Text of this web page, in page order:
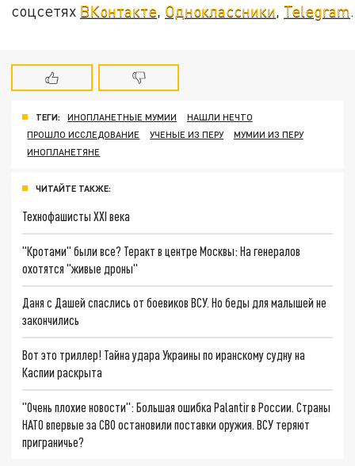
соцсетях ВКонтакте, Одноклассники, Telegram.
ТЕГИ: ИНОПЛАНЕТНЫЕ МУМИИ
НАШЛИ НЕЧТО
ПРОШЛО ИССЛЕДОВАНИЕ
УЧЕНЫЕ ИЗ ПЕРУ
МУМИИ ИЗ ПЕРУ
ИНОПЛАНЕТЯНЕ
ЧИТАЙТЕ ТАКЖЕ:
Технофашисты XXI века
"Кротами" были все? Теракт в центре Москвы: На генералов
охотятся "живые дроны"
Даня с Дашей спаслись от боевиков ВСУ. Но беды для малышей не
закончились
Вот это триллер! Тайна удара Украины по иранскому судну на
Каспии раскрыта
"Очень плохие новости": Большая ошибка Palantir в России. Страны
НАТО впервые за СВО остановили поставки оружия. ВСУ теряют
приграничье?